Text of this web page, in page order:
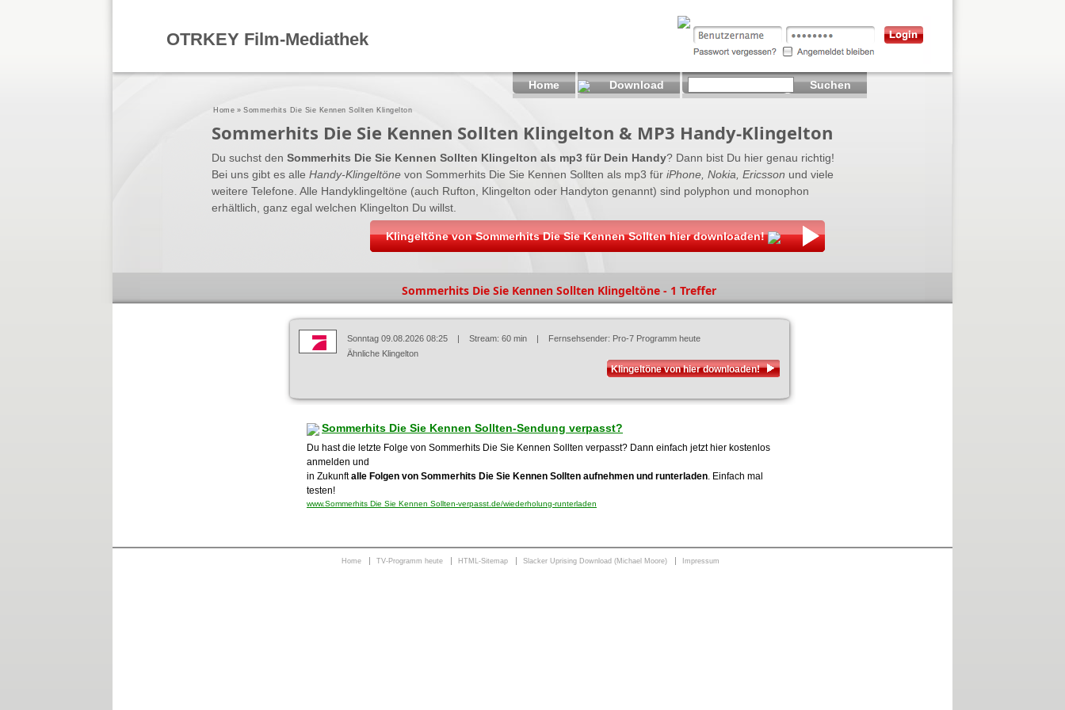
Sommerhits Die Sie Kennen Sollten Klingelton & MP3 Handy-Klingelton
Du suchst den Sommerhits Die Sie Kennen Sollten Klingelton als mp3 für Dein Handy? Dann bist Du hier genau richtig!
Bei uns gibt es alle Handy-Klingeltöne von Sommerhits Die Sie Kennen Sollten als mp3 für iPhone, Nokia, Ericsson und viele
weitere Telefone. Alle Handyklingeltöne (auch Rufton, Klingelton oder Handyton genannt) sind polyphon und monophon
erhältlich, ganz egal welchen Klingelton Du willst.
Klingeltöne von Sommerhits Die Sie Kennen Sollten hier downloaden!
Sommerhits Die Sie Kennen Sollten Klingeltöne - 1 Treffer
Sonntag 09.08.2026 08:25 | Stream: 60 min | Fernsehsender: Pro-7 Programm heute
Ähnliche Klingelton
Klingeltöne von hier downloaden!
Sommerhits Die Sie Kennen Sollten-Sendung verpasst?
Du hast die letzte Folge von Sommerhits Die Sie Kennen Sollten verpasst? Dann einfach jetzt hier kostenlos
anmelden und
in Zukunftalle Folgen von Sommerhits Die Sie Kennen Sollten aufnehmen und runterladen. Einfach mal
testen!
www.Sommerhits Die Sie Kennen Sollten-verpasst.de/wiederholung-runterladen
Home »Sommerhits Die Sie Kennen Sollten Klingelton
OTRKEY Film-Mediathek
Home Download Suchen
Home TV-Programm heute HTML-Sitemap Slacker Uprising Download (Michael Moore) Impressum